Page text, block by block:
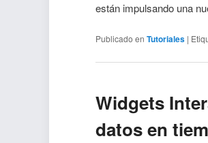
están impulsando una
Publicado en Tutoriales |
Widgets
datos en